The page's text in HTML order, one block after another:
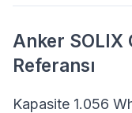
Anker SOLIX
Referansı
Kapasite 1.056